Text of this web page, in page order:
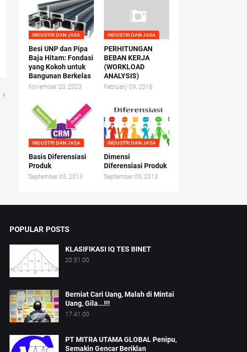
INDUSTRI DAN JASA
Besi UNP dan Pipa
Baja Hitam: Fondasi
yang Kokoh untuk
Bangunan Berkelas
November 20, 2023
INDUSTRI DAN JASA
PERHITUNGAN
BEBAN KERJA
(WORKLOAD
ANALYSIS)
February 09, 2016
INDUSTRI DAN JASA
Basis Diferensiasi
Produk
September 05, 2013
INDUSTRI DAN JASA
Dimensi
Diferensiasi Produk
September 05, 2013
POPULAR POSTS
KLASIFIKASI IQ TES BINET
20.51.00
Berniat Cari Uang, Malah di Mintai
Uang, Gila...!!!
17.41.00
PT MITRA UTAMA GLOBAL Penipu,
Semakin Gencar Beriklan